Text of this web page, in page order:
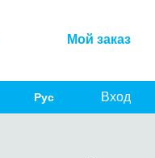
Мой заказ
Рус Вход